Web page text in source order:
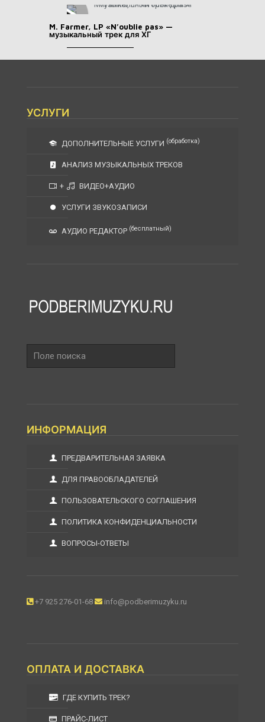
M. Farmer, LP «N’oublie pas» —
музыкальный трек для ХГ
УСЛУГИ
ДОПОЛНИТЕЛЬНЫЕ УСЛУГИ (обработка)
АНАЛИЗ МУЗЫКАЛЬНЫХ ТРЕКОВ
+ ВИДЕО+АУДИО
УСЛУГИ ЗВУКОЗАПИСИ
АУДИО РЕДАКТОР (бесплатный)
поиска
ИНФОРМАЦИЯ
ПРЕДВАРИТЕЛЬНАЯ ЗАЯВКА
ДЛЯ ПРАВООБЛАДАТЕЛЕЙ
ПОЛЬЗОВАТЕЛЬСКОГО СОГЛАШЕНИЯ
ПОЛИТИКА КОНФИДЕНЦИАЛЬНОСТИ
ВОПРОСЫ-ОТВЕТЫ
+7 925 276-01-68 info@podberimuzyku.ru
ОПЛАТА И ДОСТАВКА
ГДЕ КУПИТЬ ТРЕК?
ПРАЙС-ЛИСТ